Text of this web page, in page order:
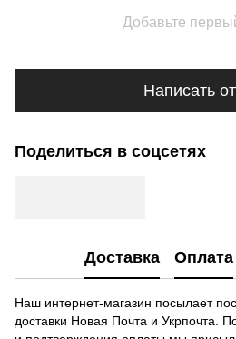
Добавьте
Написать
Поделиться в соцсетях
Доставка Оплата
Наш интернет-магазин посылает
доставки Новая Почта и Укрпочта.